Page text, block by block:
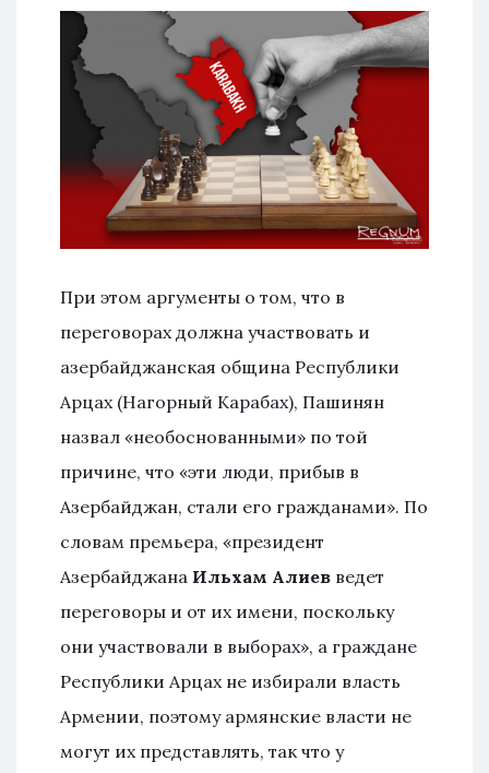
При этом аргументы о том, что в
переговорах должна участвовать и
азербайджанская община Республики
Арцах (Нагорный Карабах), Пашинян
назвал «необоснованными» по той
причине, что «эти люди, прибыв в
Азербайджан, стали его гражданами». По
словам премьера, «президент
Азербайджана Ильхам Алиев ведет
переговоры и от их имени, поскольку
они участвовали в выборах», а граждане
Республики Арцах не избирали власть
Армении, поэтому армянские власти не
могут их представлять, так что у